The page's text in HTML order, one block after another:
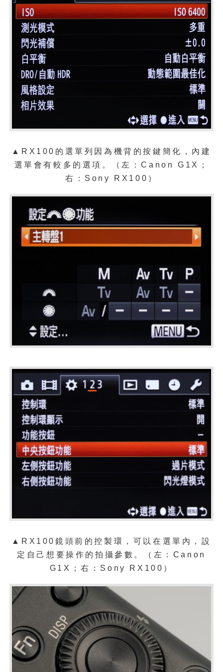
▲RX100的選單列因為機背的按鍵簡化，內建
選單會有較多的選項。（左：Canon G1X；
右：Sony RX100）
▲RX100鏡頭前的控製環，可以在選單內，設
定自己想要操作的拍攝參數。
（左：Canon
G1X；右：Sony RX100）